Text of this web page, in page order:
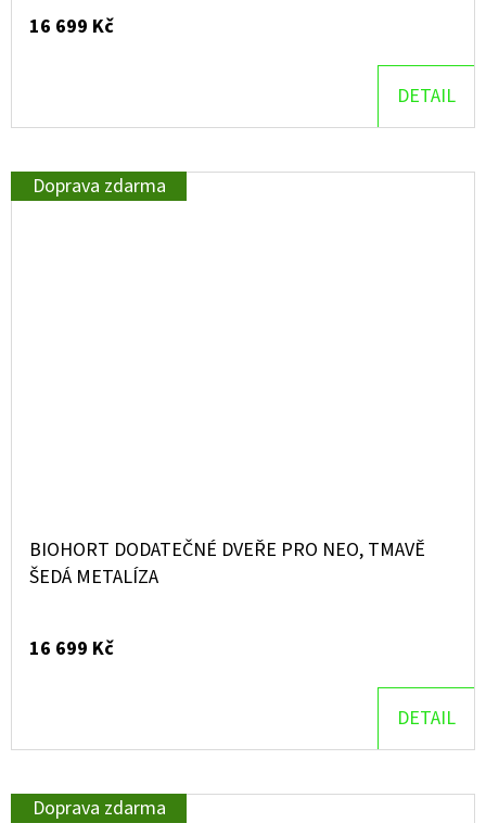
16 699 Kč
DETAIL
Doprava zdarma
BIOHORT DODATEČNÉ DVEŘE PRO NEO, TMAVĚ
ŠEDÁ METALÍZA
16 699 Kč
DETAIL
Doprava zdarma